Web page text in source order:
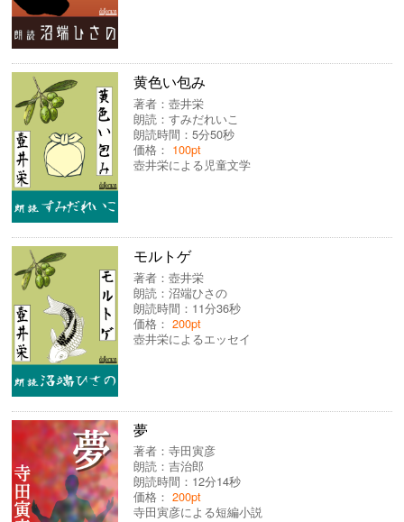
黄色い包み
著者：壺井栄
朗読：すみだれいこ
朗読時間：5分50秒
価格： 100pt
壺井栄による児童文学
モルトゲ
著者：壺井栄
朗読：沼端ひさの
朗読時間：11分36秒
価格：200pt
壺井栄によるエッセイ
夢
著者：寺田寅彦
朗読：吉治郎
朗読時間：12分14秒
価格：200pt
寺田寅彦による短編小説